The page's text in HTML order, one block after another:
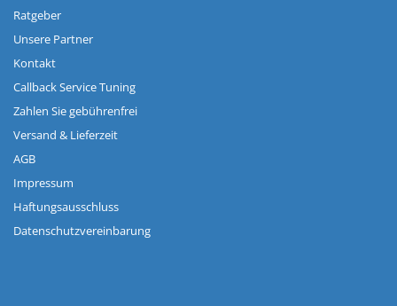
Ratgeber
Unsere Partner
Kontakt
Callback Service Tuning
Zahlen Sie gebührenfrei
Versand & Lieferzeit
AGB
Impressum
Haftungsausschluss
Datenschutzvereinbarung